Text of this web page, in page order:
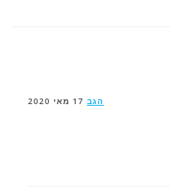
הגב 17 מאי 2020